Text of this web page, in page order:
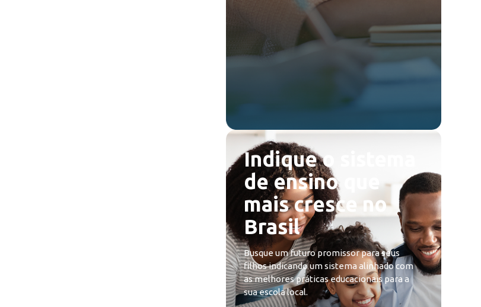
Indique o sistema
de ensino que
mais cresce no
Brasil
Busque um futuro promissor para seus
filhos indicando um sistema alinhado com
as melhores práticas educacionais para a
sua escola local.